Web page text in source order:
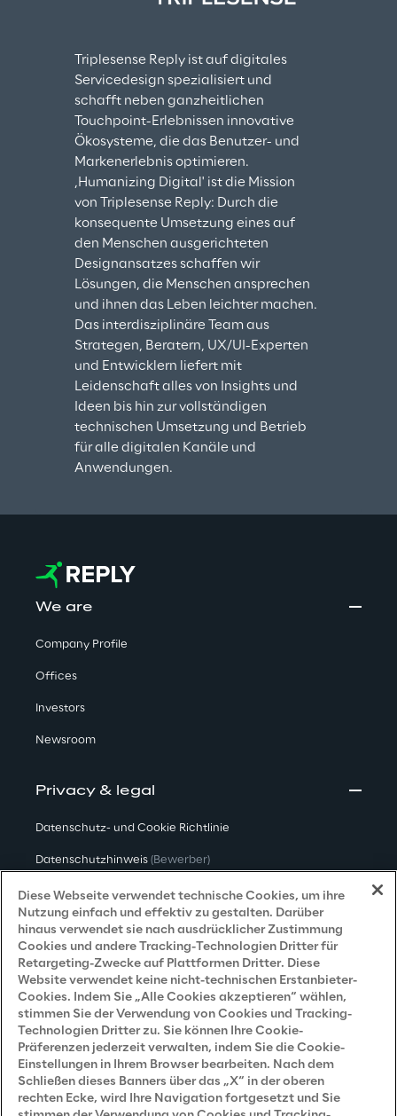
Triplesense Reply ist auf digitales
Servicedesign spezialisiert und
schafft neben ganzheitlichen
Touchpoint-Erlebnissen innovative
Ökosysteme, die das Benutzer- und
Markenerlebnis optimieren.
‚Humanizing Digital' ist die Mission
von Triplesense Reply: Durch die
konsequente Umsetzung eines auf
den Menschen ausgerichteten
Designansatzes schaffen wir
Lösungen, die Menschen ansprechen
und ihnen das Leben leichter machen.
Das interdisziplinäre Team aus
Strategen, Beratern, UX/UI-Experten
und Entwicklern liefert mit
Leidenschaft alles von Insights und
Ideen bis hin zur vollständigen
technischen Umsetzung und Betrieb
für alle digitalen Kanäle und
Anwendungen.
We are
Company Profile
Offices
Investors
Newsroom
Privacy & legal
Datenschutz- und Cookie Richtlinie
Datenschutzhinweis (Bewerber)
Datenschutzhinweis(Kunden)
Datenschutzhinweis (Dienstleister)
(Marketing)
Grundsatzerklärung - LKSG(Deutschland)
Accessibility Statement
Careers
Diese Webseite verwendet technische Cookies, um ihre
Nutzung einfach und effektiv zu gestalten. Darüber
hinaus verwendet sie nach ausdrücklicher Zustimmung
Cookies und andere Tracking-Technologien Dritter für
Retargeting-Zwecke auf Plattformen Dritter. Diese
Website verwendet keine nicht-technischen Erstanbieter-
Cookies. Indem Sie „Alle Cookies akzeptieren“ wählen,
stimmen Sie der Verwendung von Cookies und Tracking-
Technologien Dritter zu. Sie können Ihre Cookie-
Präferenzen jederzeit verwalten, indem Sie die Cookie-
Einstellungen in Ihrem Browser bearbeiten. Nach dem
Schließen dieses Banners über das „X“ in der oberen
rechten Ecke, wird Ihre Navigation fortgesetzt und Sie